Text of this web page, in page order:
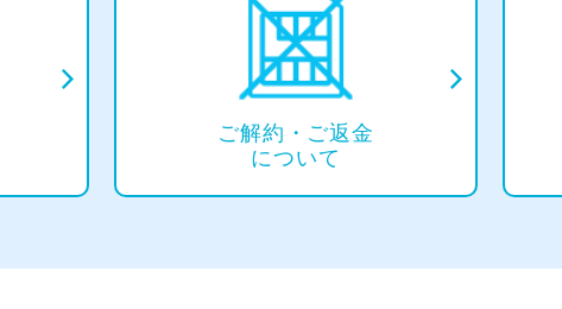
ご解約・ご返⾦
について